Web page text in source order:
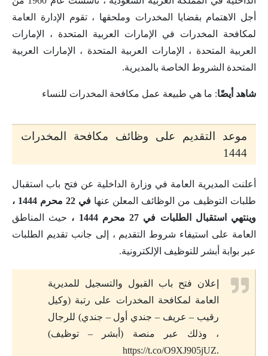
أجل الاهتمام بقضايا المخدرات وملحقها ، تقوم الإدارة العامة
لمكافحة المخدرات في الإمارات العربية المتحدة ، الإمارات
العربية المتحدة ، الإمارات العربية المتحدة ، الإمارات العربية
المتحدة الشروط الخاصة بالمديرية.
شاهد أيضًا: ما هي طبيعة عمل مكافحة المخدرات للنساء
موعد التقديم على وظائف مكافحة المخدرات
1444
أعلنت المديرية العامة في وزارة الداخلية عن فتح باب استقبال
طلبات التوظيف من الوظائف المعلن عنها
في 22 محرم 1444 ،
وينتهي استقبال الطلبات في 27 محرم 1444 ،
حيث المناطق
العامة على استيفاء شروط التقديم ، إلى جانب تقديم الطلبات
عبر بوابة أبشر للتوظيف الإلكترونية.
إعلان فتح باب القبول والتسجيل للمديرية
العامة لمكافحة المخدرات على رتبة (وكيل
رقيب – عريف – جندي أول – جندي) للرجال
، وذلك عبر منصة (أبشر – توظيف)
https://t.co/O9XJ905jUZ.